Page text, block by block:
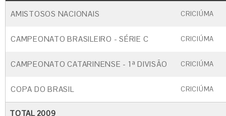
AMISTOSOS NACIONAIS CRICIÚMA
CAMPEONATO BRASILEIRO - SÉRIE C CRICIÚMA
CAMPEONATO CATARINENSE - 1ª DIVISÃO CRICIÚMA
COPA DO BRASIL CRICIÚMA
TOTAL 2009